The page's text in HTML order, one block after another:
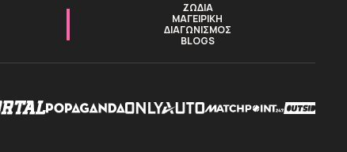
ΖΩΔΙΑ
ΜΑΓΕΙΡΙΚΗ
ΔΙΑΓΩΝΙΣΜΟΣ
BLOGS